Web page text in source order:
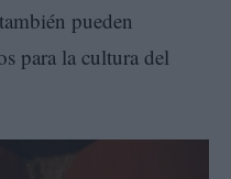
pueden
para la cultura del